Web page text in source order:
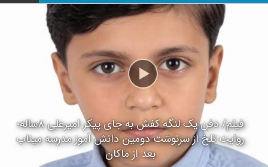
فیلم/ دفن یک لنگه کفش به جای پیکر امیرعلی ۸ساله؛
روایت تلخ از سرنوشت دومین دانش آموز مدرسه میناب
بعد از ماکان